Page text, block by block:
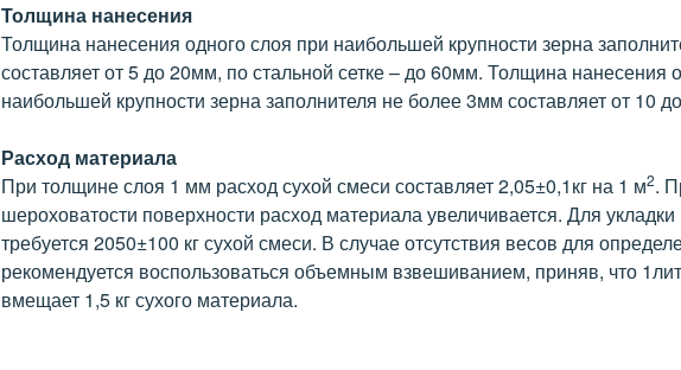
Толщина нанесения
Толщина нанесения одного слоя при наибольшей крупности зерна
составляет от 5 до 20мм, по стальной сетке – до 60мм. Толщина нанесения
наибольшей крупности зерна заполнителя не более 3мм составляет от 10
Расход материала
При толщине слоя 1 мм расход сухой смеси составляет 2,05±0,1кг на 1 м2.
шероховатости поверхности расход материала увеличивается. Для
требуется 2050±100 кг сухой смеси. В случае отсутствия весов для
рекомендуется воспользоваться объемным взвешиванием, приняв, что
вмещает 1,5 кг сухого материала.